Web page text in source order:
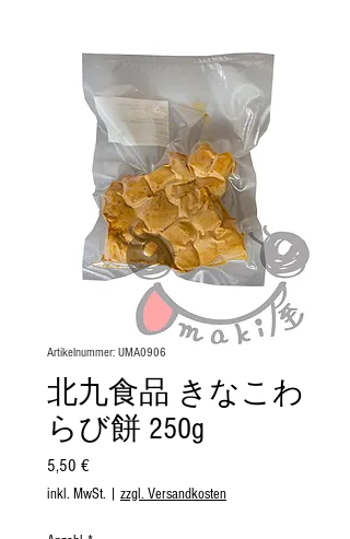
Artikelnummer: UMA0906
北九食品 きなこわ
らび餅 250g
5,50 €Preis
inkl. MwSt. zzgl. Versandkosten